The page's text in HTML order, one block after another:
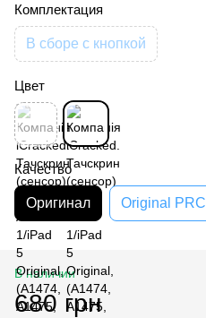
Комплектация
В сборе с кнопкой
Цвет
Качество
Оригинал Original PRC
В наличии
680 грн